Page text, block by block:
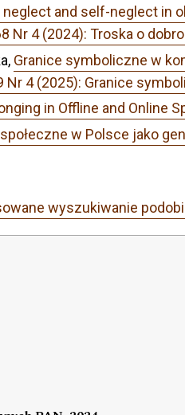
and self-neglect in
Nr 4 (2024): Troska o
Granice symboliczne w
Nr 4 (2025): Granice
in Offline and Online
w Polsce jako
wyszukiwanie